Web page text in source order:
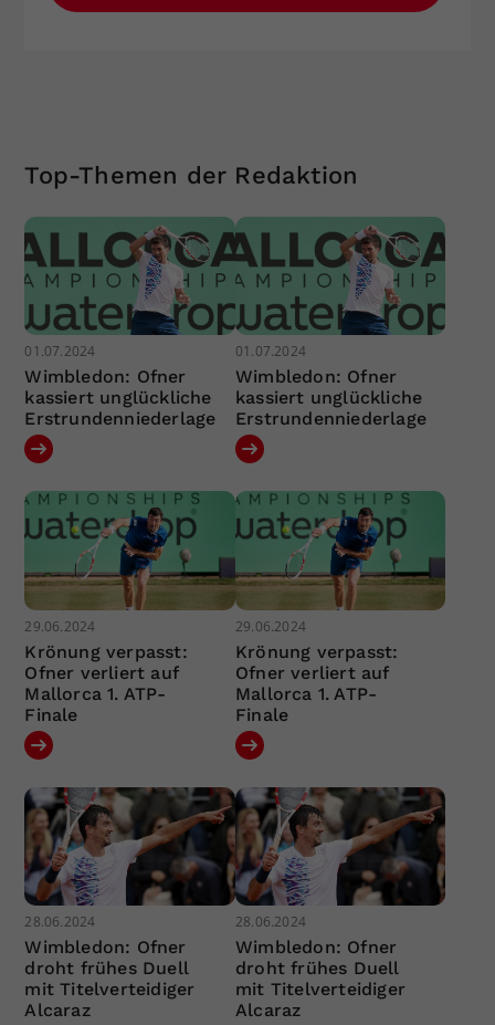
Top-Themen der Redaktion
01.07.2024
Wimbledon: Ofner
kassiert unglückliche
Erstrundenniederlage
01.07.2024
Wimbledon: Ofner
kassiert unglückliche
Erstrundenniederlage
29.06.2024
Krönung verpasst:
Ofner verliert auf
Mallorca 1. ATP-
Finale
29.06.2024
Krönung verpasst:
Ofner verliert auf
Mallorca 1. ATP-
Finale
28.06.2024
Wimbledon: Ofner
droht frühes Duell
mit Titelverteidiger
Alcaraz
28.06.2024
Wimbledon: Ofner
droht frühes Duell
mit Titelverteidiger
Alcaraz